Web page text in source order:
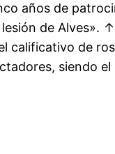
años de
de Alves».
calificativo de
siendo